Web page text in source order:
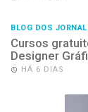
BLOG DOS
Cursos
Designer
HÁ 6 DIAS